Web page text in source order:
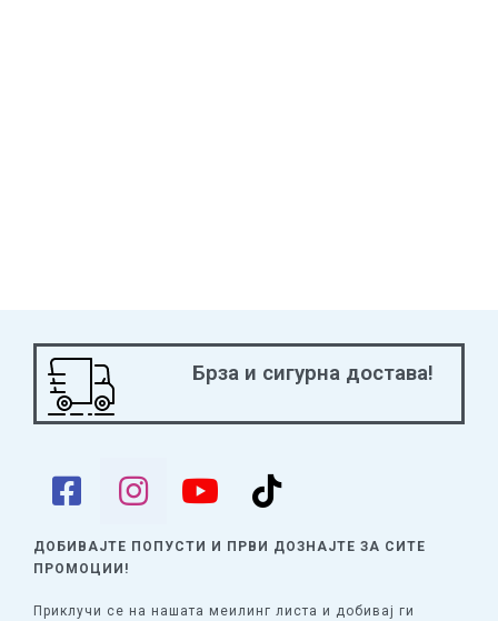
Брза и сигурна достава!
ДОБИВАЈТЕ ПОПУСТИ И ПРВИ ДОЗНАЈТЕ ЗА СИТЕ
ПРОМОЦИИ!
Приклучи се на нашата меилинг листа и добивај ги